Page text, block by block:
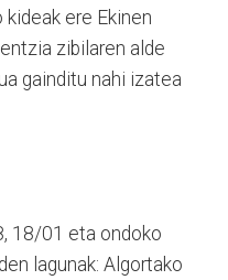
ere Ekinen
zibilaren alde
gainditu nahi izatea
18/01 eta ondoko
lagunak: Algortako